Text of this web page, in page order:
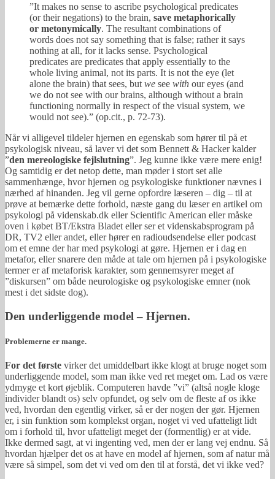
”It makes no sense to ascribe psychological predicates
(or their negations) to the brain, save metaphorically
or metonymically. The resultant combinations of
words does not say something that is false; rather it says
nothing at all, for it lacks sense. Psychological
predicates are predicates that apply essentially to the
whole living animal, not its parts. It is not the eye (let
alone the brain) that sees, but we see with our eyes (and
we do not see with our brains, although without a brain
functioning normally in respect of the visual system, we
would not see).” (op.cit., p. 72-73).
Når vi alligevel tildeler hjernen en egenskab som hører til på et
psykologisk niveau, så laver vi det som Bennett & Hacker kalder
”den mereologiske fejlslutning”. Jeg kunne ikke være mere enig!
Og samtidig er det netop dette, man møder i stort set alle
sammenhænge, hvor hjernen og psykologiske funktioner nævnes i
nærhed af hinanden. Jeg vil gerne opfordre læseren – dig – til at
prøve at bemærke dette forhold, næste gang du læser en artikel om
psykologi på videnskab.dk eller Scientific American eller måske
oven i købet BT/Ekstra Bladet eller ser et videnskabsprogram på
DR, TV2 eller andet, eller hører en radioudsendelse eller podcast
om et emne der har med psykologi at gøre. Hjernen er i dag en
metafor, eller snarere den måde at tale om hjernen på i psykologiske
termer er af metaforisk karakter, som gennemsyrer meget af
”diskursen” om både neurologiske og psykologiske emner (nok
mest i det sidste dog).
Den underliggende model – Hjernen.
Problemerne er mange.
For det første virker det umiddelbart ikke klogt at bruge noget som
underliggende model, som man ikke ved ret meget om. Lad os være
ydmyge et kort øjeblik. Computeren havde ”vi” (altså nogle kloge
individer blandt os) selv opfundet, og selv om de fleste af os ikke
ved, hvordan den egentlig virker, så er der nogen der gør. Hjernen
er, i sin funktion som komplekst organ, noget vi ved ufatteligt lidt
om i forhold til, hvor ufatteligt meget der (formentlig) er at vide.
Ikke dermed sagt, at vi ingenting ved, men der er lang vej endnu. Så
hvordan hjælper det os at have en model af hjernen, som af natur må
være så simpel, som det vi ved om den til at forstå, det vi ikke ved?